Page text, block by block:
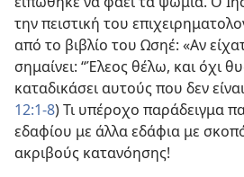
την πειστική του
από το βιβλίο του Ωσηέ: «Αν
σημαίνει: “Έλεος θέλω, και όχι
καταδικάσει αυτούς που δεν
12:1-8) Τι υπέροχο παράδειγμα
εδαφίου με άλλα εδάφια με
ακριβούς κατανόησης!